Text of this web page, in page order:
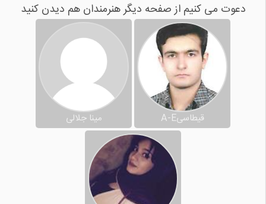
دعوت می کنیم از صفحه دیگر هنرمندان هم دیدن کنید
قیطاسیA-E مینا جلالی